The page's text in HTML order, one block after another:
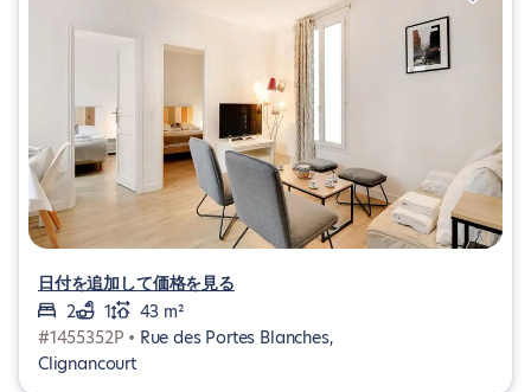
日付を追加して価格を見る
2
1
43 m²
#1455352P • Rue des Portes Blanches,
Clignancourt